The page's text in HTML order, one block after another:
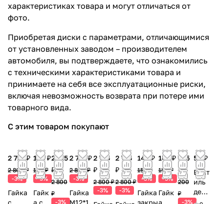
характеристиках товара и могут отличаться от
фото.
Приобретая диски с параметрами, отличающимися
от установленных заводом – производителем
автомобиля, вы подтверждаете, что ознакомились
с техническими характеристиками товара и
принимаете на себя все эксплуатационные риски,
включая невозможность возврата при потере ими
товарного вида.
С этим товаром покупают
2 715 ₽
2 800 ₽
-3%
Гайка
с
145 ₽
150 ₽
-3%
Гайк
а с
2 715
₽
2 800
₽
-3%
2 715 ₽
2 800 ₽
-3%
Гайка
М12*1.
2 715
₽
2 800 ₽
-3%
2 715
₽
2 800 ₽
-3%
145 ₽
150 ₽
-3%
Гайка
закры
145 ₽
150 ₽
-3%
Гайк
а
195
₽
200
₽
-3%
50 ₽
Вент
иль
деко
рати